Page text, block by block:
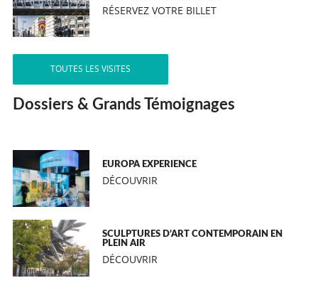
RÉSERVEZ VOTRE BILLET
TOUTES LES VISITES
Dossiers & Grands Témoignages
EUROPA EXPERIENCE
DÉCOUVRIR
SCULPTURES D’ART CONTEMPORAIN EN
PLEIN AIR
DÉCOUVRIR